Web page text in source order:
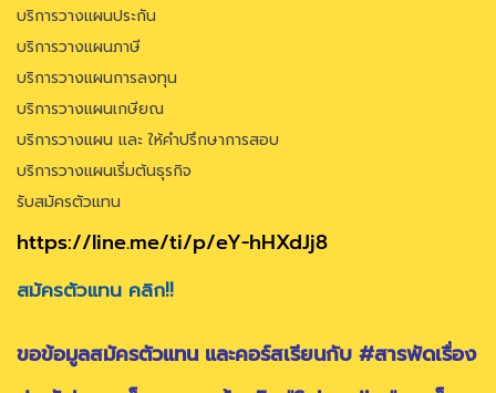
บริการวางแผนประกัน
บริการวางแผนภาษี
บริการวางแผนการลงทุน
บริการวางแผนเกษียณ
บริการวางแผน และ ให้คำปรึกษาการสอบ
บริการวางแผนเริ่มต้นธุรกิจ
รับสมัครตัวแทน
https://line.me/ti/p/eY-hHXdJj8
สมัครตัวแทน คลิก!!
ขอข้อมูลสมัครตัวแทน และคอร์สเรียนกับ #สารพัดเรื่อง